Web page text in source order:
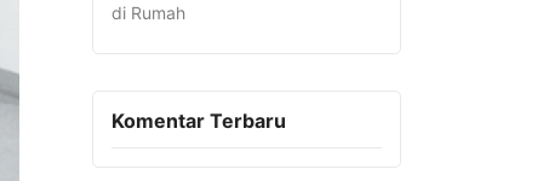
di Rumah
Komentar Terbaru